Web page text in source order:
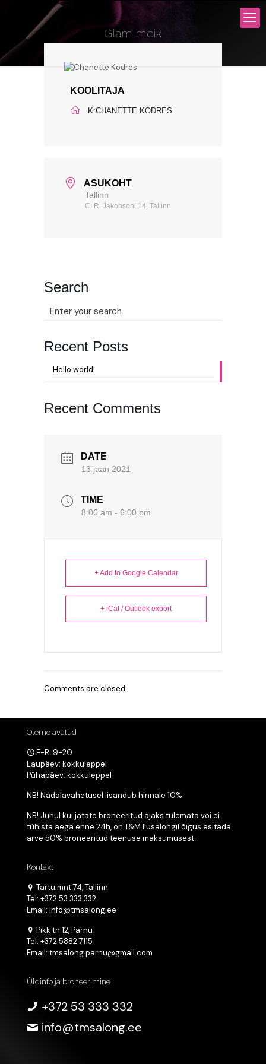
Glam meik
KOOLITAJA
K:CHANETTE KODRES
ASUKOHT
Tallinn
C. R. Jakobsoni 14, Tallinn
Search
Recent Posts
Hello world!
Recent Comments
DATE
13 jaan 2021
TIME
8:00 am - 6:00 pm
+ Add to Google Calendar
+ iCal / Outlook export
Comments are closed.
Oleme avatud
E-R: 9-20
Laupäev: kokkuleppel
Pühapäev: kokkuleppel
NB! Nädalavahetusel lisandub hinnale 10%
NB! Juhul kui jätate broneeritud ajaks tulemata või ei
tühista aega enne 24h, on T&M Ilusalongil õigus esitada
arve 50% broneeritud teenuse maksumusest.
Kontakt
Tartu mnt 74, Tallinn
Tel: +372 53 333 332
Email: info@tmsalong.ee
Pikk tn 12, Pärnu
Tel: +372 5882 7115
Email: tmsalong.parnu@gmail.com
Üldinfo ja broneerimine
+372 53 333 332
info@tmsalong.ee